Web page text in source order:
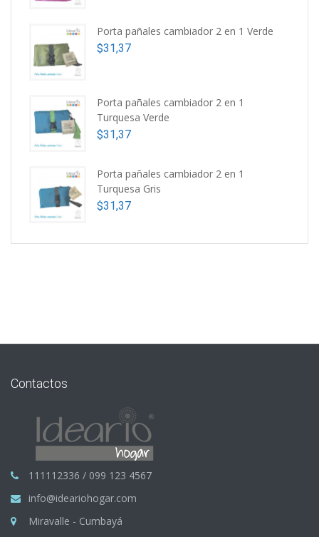
Porta pañales cambiador 2 en 1 Verde
$31,37
Porta pañales cambiador 2 en 1
Turquesa Verde
$31,37
Porta pañales cambiador 2 en 1
Turquesa Gris
$31,37
Contactos
111112336 / 099 123 4567
info@ideariohogar.com
Miravalle - Cumbayá